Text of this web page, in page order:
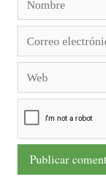
electrónico